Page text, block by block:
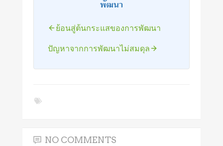
พัฒนา
ย้อนสู่ต้นกระแสของการพัฒนา
ปัญหาจากการพัฒนาไม่สมดุล
NO COMMENTS